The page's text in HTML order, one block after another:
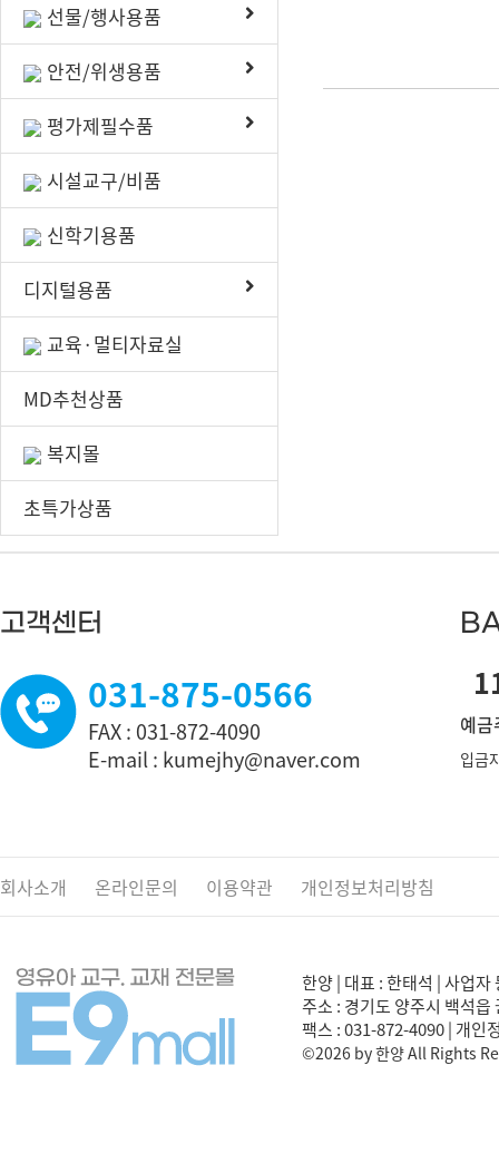
선물/행사용품
안전/위생용품
평가제필수품
시설교구/비품
신학기용품
디지털용품
교육·멀티자료실
MD추천상품
복지몰
초특가상품
고객센터
031-875-0566
FAX : 031-872-4090
E-mail : kumejhy@naver.com
예
입금
회사소개 온라인문의 이용약관 개인정보처리방침
한양 | 대표 : 한태석 | 사업
주소 : 경기도 양주시 백석
팩스 : 031-872-4090 | 개인
©2026 by 한양 All Rights